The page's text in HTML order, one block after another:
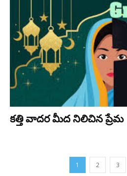
కత్తి వాదర మీద నిలిచిన ప్రేమ
1 2 3